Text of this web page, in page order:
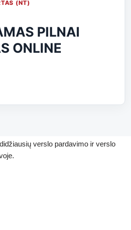
(NT)
PILNAI
ONLINE
verslo pardavimo ir verslo